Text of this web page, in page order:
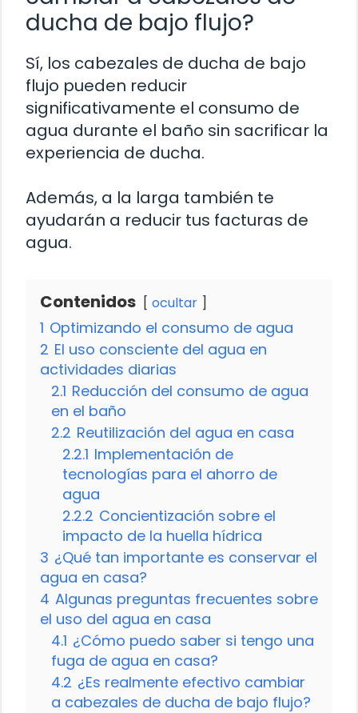
ducha de bajo flujo?
Sí, los cabezales de ducha de bajo
flujo pueden reducir
significativamente el consumo de
agua durante el baño sin sacrificar la
experiencia de ducha.
Además, a la larga también te
ayudarán a reducir tus facturas de
agua.
Contenidos ocultar
1 Optimizando el consumo de agua
2 El uso consciente del agua en
actividades diarias
2.1 Reducción del consumo de agua
en el baño
2.2 Reutilización del agua en casa
2.2.1 Implementación de
tecnologías para el ahorro de
agua
2.2.2 Concientización sobre el
impacto de la huella hídrica
3 ¿Qué tan importante es conservar el
agua en casa?
4 Algunas preguntas frecuentes sobre
el uso del agua en casa
4.1 ¿Cómo puedo saber si tengo una
fuga de agua en casa?
4.2 ¿Es realmente efectivo cambiar
a cabezales de ducha de bajo flujo?